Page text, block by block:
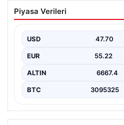
Çanakkale’de böcek
dönüştü. Yusuf öldü,
Piyasa Verileri
USD 47.70
EUR 55.22
ALTIN 6667.4
BTC 3095325